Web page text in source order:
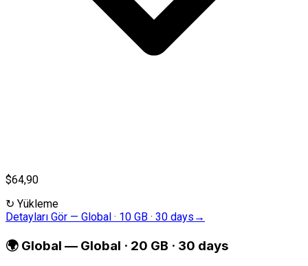
$64,90
↻ Yükleme
Detayları Gör — Global · 10 GB · 30 days →
🌍 Global — Global · 20 GB · 30 days